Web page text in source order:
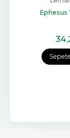
Ephesus
34